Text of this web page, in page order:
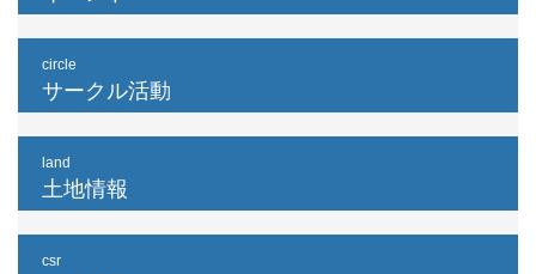
circle
サークル活動
land
土地情報
csr